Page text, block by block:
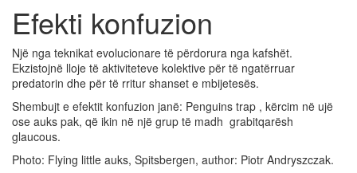
Efekti konfuzion
Një nga teknikat evolucionare të përdorura nga kafshët.
Ekzistojnë lloje të aktiviteteve kolektive për të ngatërruar
predatorin dhe për të rritur shanset e mbijetesës.
Shembujt e efektit konfuzion janë: Penguins trap , kërcim në ujë
ose auks pak, që ikin në një grup të madh grabitqarësh
glaucous.
Photo: Flying little auks, Spitsbergen, author: Piotr Andryszczak.